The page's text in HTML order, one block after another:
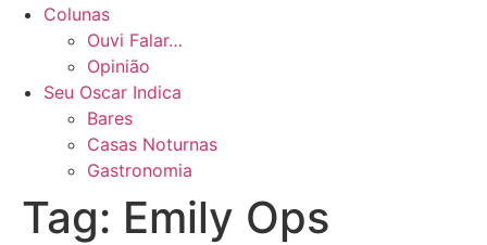
Colunas
Ouvi Falar…
Opinião
Seu Oscar Indica
Bares
Casas Noturnas
Gastronomia
Tag: Emily Ops